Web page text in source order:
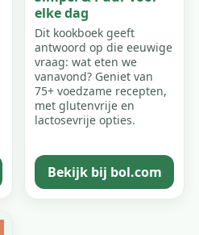
elke dag
Dit kookboek geeft
antwoord op die eeuwige
vraag: wat eten we
vanavond? Geniet van
75+ voedzame recepten,
met glutenvrije en
lactosevrije opties.
Bekijk bij bol.com